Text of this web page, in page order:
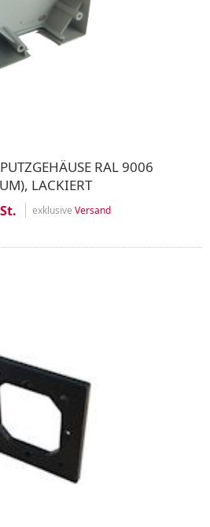
RAL 9006
LACKIERT
exklusive Versand